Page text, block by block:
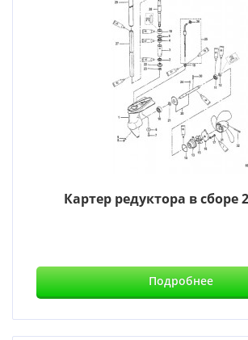
Картер редуктора в сборе
Подробнее